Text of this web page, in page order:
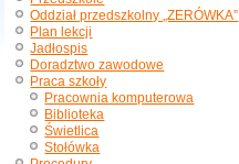
Oddział przedszkolny „ZERÓWKA”
Plan lekcji
Jadłospis
Doradztwo zawodowe
Praca szkoły
Pracownia komputerowa
Biblioteka
Świetlica
Stołówka